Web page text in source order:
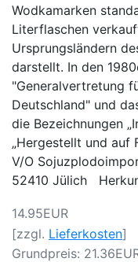
Wodkamarken
Literflaschen
Ursprungsländern
darstellt. In den
"Generalvertretung
Deutschland" und
die Bezeichnungen
„Hergestellt und auf
V/O
52410 Jülich
14.95EUR
[zzgl. Lieferkosten]
Grundpreis: